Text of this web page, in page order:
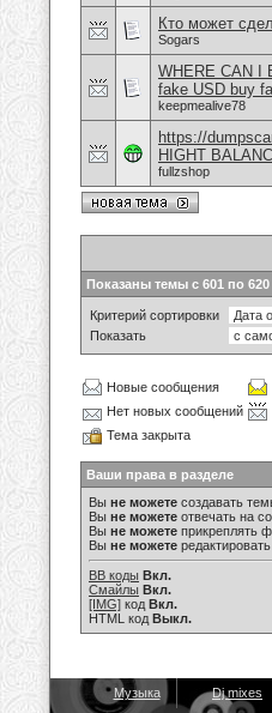
Кто может
Sogars
WHERE CAN I
fake USD buy
keepmealive78
https://
HIGHT
fullzshop
Показаны темы с 601 по 620
Критерий сортировки
Показать
Новые сообщения
Нет новых сообщений
Тема закрыта
Ваши права в разделе
Вы не можете создавать
Вы не можете отвечать на
Вы не можете прикреплять
Вы не можете
BB коды Вкл.
Смайлы Вкл.
[IMG] код Вкл.
HTML код Выкл.
Музыка Dj mixes